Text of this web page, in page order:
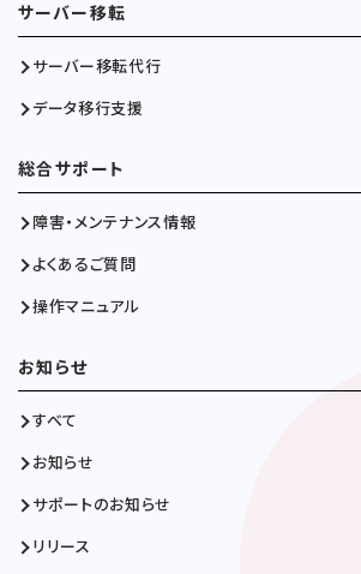
サーバー移転
サーバー移転代行
データ移行支援
総合サポート
障害・メンテナンス情報
よくあるご質問
操作マニュアル
お知らせ
すべて
お知らせ
サポートのお知らせ
リリース